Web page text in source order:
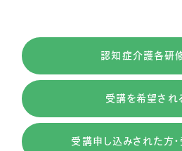
認知症介護各研
受講を希望され
受講申し込みされた方